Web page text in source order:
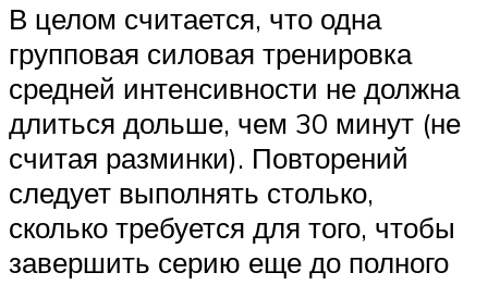
В целом считается, что одна
групповая силовая тренировка
средней интенсивности не должна
длиться дольше, чем 30 минут (не
считая разминки). Повторений
следует выполнять столько,
сколько требуется для того, чтобы
завершить серию еще до полного